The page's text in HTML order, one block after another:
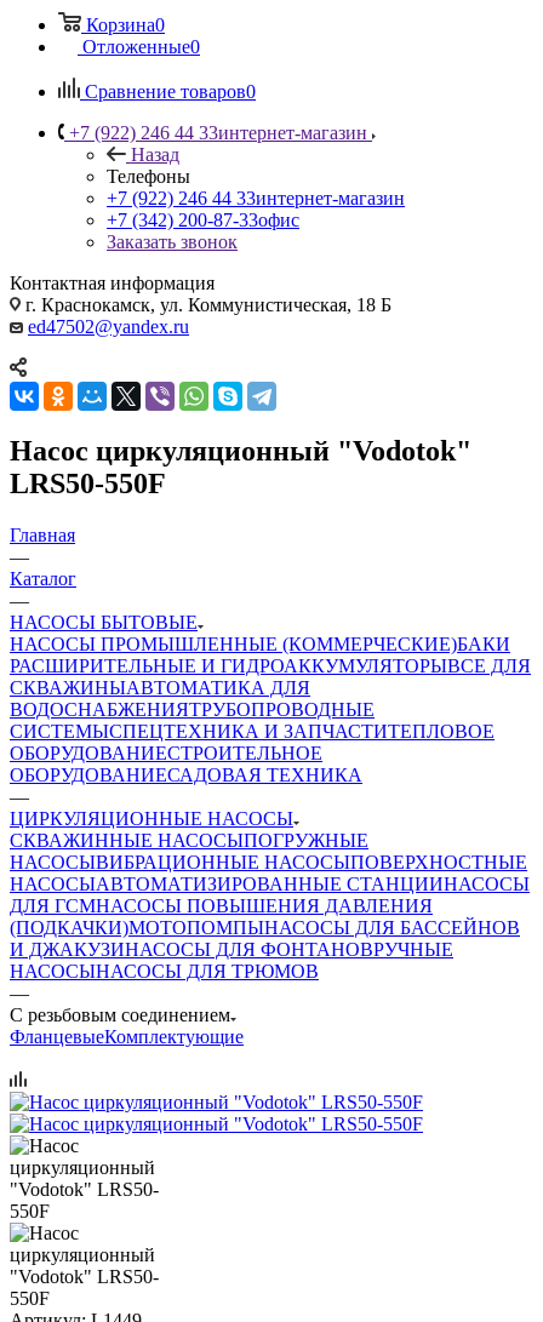
Корзина0
Отложенные0
Сравнение товаров0
+7 (922) 246 44 33интернет-магазин
Назад
Телефоны
+7 (922) 246 44 33интернет-магазин
+7 (342) 200-87-33офис
Заказать звонок
Контактная информация
г. Краснокамск, ул. Коммунистическая, 18 Б
ed47502@yandex.ru
Насос циркуляционный "Vodotok"
LRS50-550F
Главная
—
Каталог
—
НАСОСЫ БЫТОВЫЕ
НАСОСЫ ПРОМЫШЛЕННЫЕ (КОММЕРЧЕСКИЕ)БАКИ
РАСШИРИТЕЛЬНЫЕ И ГИДРОАККУМУЛЯТОРЫВСЕ ДЛЯ
СКВАЖИНЫАВТОМАТИКА ДЛЯ
ВОДОСНАБЖЕНИЯТРУБОПРОВОДНЫЕ
СИСТЕМЫСПЕЦТЕХНИКА И ЗАПЧАСТИТЕПЛОВОЕ
ОБОРУДОВАНИЕСТРОИТЕЛЬНОЕ
ОБОРУДОВАНИЕСАДОВАЯ ТЕХНИКА
—
ЦИРКУЛЯЦИОННЫЕ НАСОСЫ
СКВАЖИННЫЕ НАСОСЫПОГРУЖНЫЕ
НАСОСЫВИБРАЦИОННЫЕ НАСОСЫПОВЕРХНОСТНЫЕ
НАСОСЫАВТОМАТИЗИРОВАННЫЕ СТАНЦИИНАСОСЫ
ДЛЯ ГСМНАСОСЫ ПОВЫШЕНИЯ ДАВЛЕНИЯ
(ПОДКАЧКИ)МОТОПОМПЫНАСОСЫ ДЛЯ БАССЕЙНОВ
И ДЖАКУЗИНАСОСЫ ДЛЯ ФОНТАНОВРУЧНЫЕ
НАСОСЫНАСОСЫ ДЛЯ ТРЮМОВ
—
С резьбовым соединением
ФланцевыеКомплектующие